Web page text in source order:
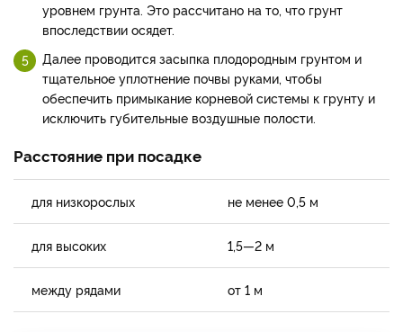
уровнем грунта. Это рассчитано на то, что грунт
впоследствии осядет.
Далее проводится засыпка плодородным грунтом и
тщательное уплотнение почвы руками, чтобы
обеспечить примыкание корневой системы к грунту и
исключить губительные воздушные полости.
Расстояние при посадке
для низкорослых не менее 0,5 м
для высоких 1,5—2 м
между рядами от 1 м